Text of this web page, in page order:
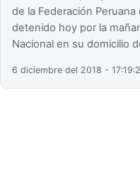
de la Federación
detenido hoy por la
Nacional en su domicilio
6 diciembre del 2018 -